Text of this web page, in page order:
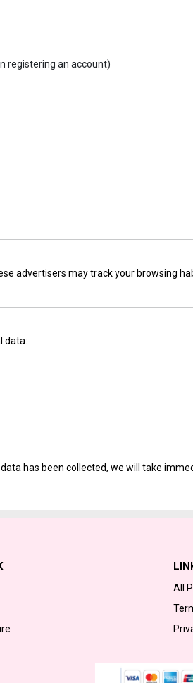
registering an account)
advertisers may track your browsing
data:
has been collected, we will take
All